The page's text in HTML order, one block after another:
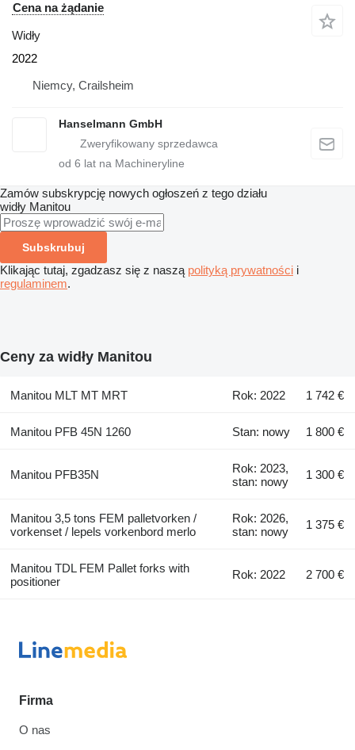
Cena na żądanie
Widły
2022
Niemcy, Crailsheim
Hanselmann GmbH
od 6 lat na Machineryline
Zamów subskrypcję nowych ogłoszeń z tego działu
widły Manitou
Subskrubuj
Klikając tutaj, zgadzasz się z naszą polityką prywatności i
regulaminem.
Ceny za widły Manitou
Manitou MLT MT MRT Rok: 2022 1 742 €
Manitou PFB 45N 1260 Stan: nowy 1 800 €
Manitou PFB35N
Rok: 2023,
stan: nowy
1 300 €
Manitou 3,5 tons FEM palletvorken /
vorkenset / lepels vorkenbord merlo
Rok: 2026,
stan: nowy
1 375 €
Manitou TDL FEM Pallet forks with
positioner
Rok: 2022 2 700 €
Firma
O nas